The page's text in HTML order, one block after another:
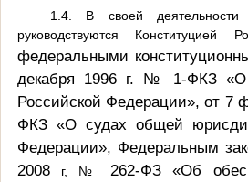
1.4. В своей деятельности
руководствуются Конституцией
федеральными
декабря 1996 г. № 1-ФКЗ «О
Российской Федерации», от 7
ФКЗ «О судах общей
Федерации», Федеральным
2008
г, №
262-ФЗ «Об